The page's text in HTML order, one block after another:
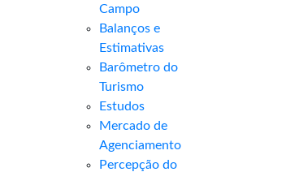
Campo
Balanços e
Estimativas
Barômetro do
Turismo
Estudos
Mercado de
Agenciamento
Percepção do